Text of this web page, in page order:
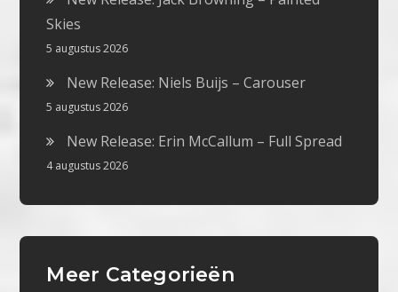
Skies
5 augustus 2026
New Release: Niels Buijs – Carouser
5 augustus 2026
New Release: Erin McCallum – Full Spread
4 augustus 2026
Meer Categorieën